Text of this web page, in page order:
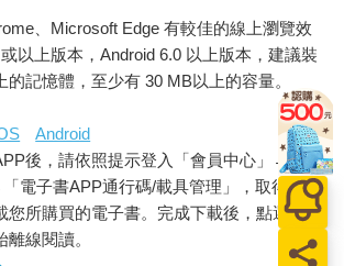
、Microsoft Edge 有較佳的線上瀏覽效
以上版本，Android 6.0 以上版本，建議裝
的記憶體，至少有 30 MB以上的容量。
Android
後，請依照提示登入「會員中心」→「我
電子書APP通行碼/載具管理」，取得通行
您所購買的電子書。完成下載後，點選任一
線閱讀。